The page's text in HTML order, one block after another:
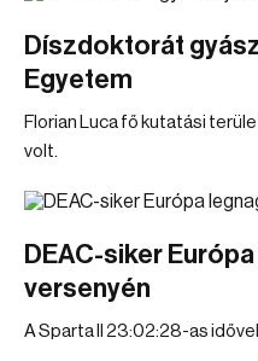
Díszdoktorát
Egyetem
Florian Luca fő kutatási
volt.
DEAC-siker
versenyén
A Sparta II 23:02:28-as